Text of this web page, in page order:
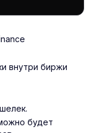
внутри биржи
будет